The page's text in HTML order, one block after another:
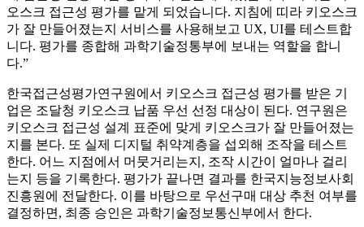
오스크 접근성 평가를 맡게 되었습니다. 지침에 띠라 키오스크
가 잘 만들어졌는지 서비스를 사용해보고 UX, UI를 테스트합
니다. 평가를 종합해 과학기술정통부에 보내는 역할을 합니
다.”
한국접근성평가연구원에서 키오스크 접근성 평가를 받은 기
업은 조달청 키오스크 납품 우선 선정 대상이 된다. 연구원은
키오스크 접근성 설계 표준에 맞게 키오스크가 잘 만들어졌는
지를 본다. 또 실제 디지털 취약계층을 섭외해 조작을 테스트
한다. 어느 지점에서 머뭇거리는지, 조작 시간이 얼마나 걸리
는지 등을 기록한다. 평가가 끝나면 결과를 한국지능정보사회
진흥원에 전달한다. 이를 바탕으로 우선구매 대상 추천 여부를
결정하면, 최종 승인은 과학기술정보통신부에서 한다.